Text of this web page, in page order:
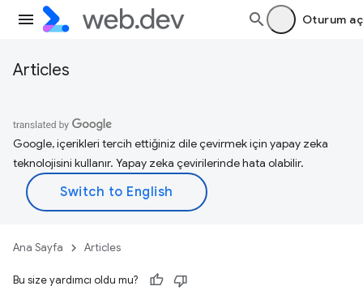
Oturum aç
Articles
Google, içerikleri tercih ettiğiniz dile çevirmek için yapay zeka
teknolojisini kullanır. Yapay zeka çevirilerinde hata olabilir.
Ana Sayfa Articles
Bu size yardımcı oldu mu?